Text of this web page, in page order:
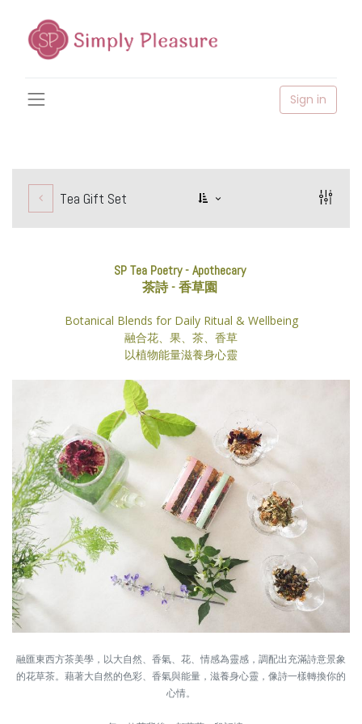
Sign in
Tea Gift Set
SP Tea Poetry - Apothecary
茶詩 - 香草園
Botanical Blends for Daily Ritual & Wellbeing
融合花、果、茶、香草
以植物能量滋養身心靈
融匯東西方茶美學，以大自然、香氣、花、情感為靈感，調配出充滿詩意景象
的花草茶。藉著大自然的色彩、香氣與能量，滋養身心靈，像詩一樣轉換你的
心情。